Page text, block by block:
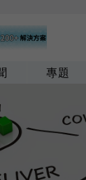
專題